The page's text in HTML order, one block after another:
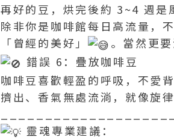
再好的豆，烘完後約 3~4 週是
除非你是咖啡館每日高流量，
「曾經的美好」
。當然更
錯誤 6：疊放咖啡豆
咖啡豆喜歡輕盈的呼吸，不愛
擠出、香氣無處流淌，就像旋
靈魂專業建議：